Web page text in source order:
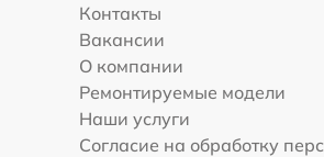
Контакты
Вакансии
О компании
Ремонтируемые модели
Наши услуги
Согласие на обработку